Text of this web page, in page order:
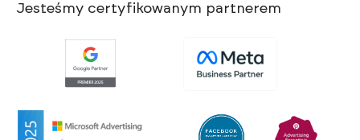
Jesteśmy certyfikowanym partnerem